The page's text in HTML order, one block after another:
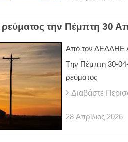
την Πέμπτη 30
Από τον ΔΕΔΔΗΕ
Tην Πέμπτη 30-04-
ρεύματος
Διαβάστε
28 Απρίλιος 2026